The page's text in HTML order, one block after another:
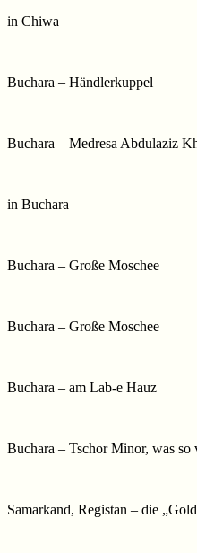
in Chiwa
Buchara – Händlerkuppel
Buchara – Medresa Abdulaziz
in Buchara
Buchara – Große Moschee
Buchara – Große Moschee
Buchara – am Lab-e Hauz
Buchara – Tschor Minor, was
Samarkand, Registan – die